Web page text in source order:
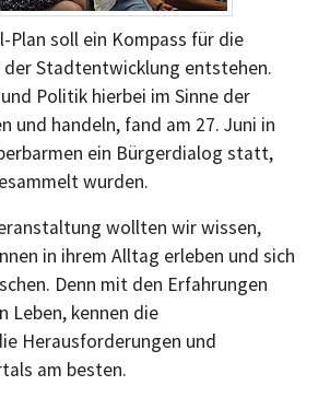
Plan soll ein Kompass für die
der Stadtentwicklung entstehen.
Politik hierbei im Sinne der
und handeln, fand am 27. Juni in
ein Bürgerdialog statt,
wurden.
wollten wir wissen,
in ihrem Alltag erleben und sich
Denn mit den Erfahrungen
Leben, kennen die
Herausforderungen und
am besten.